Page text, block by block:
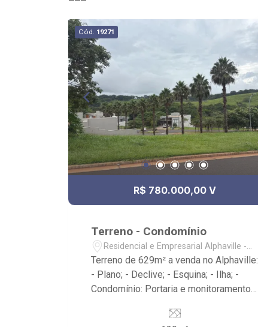
Cód. 19271
R$ 780.000,00 V
Terreno - Condomínio
Residencial e Empresarial Alphaville -
Ribeirão Preto/SP
Terreno de 629m² a venda no Alphaville:
- Plano; - Declive; - Esquina; - Ilha; -
Condomínio: Portaria e monitoramento
sarjetas mais largas; - Club House: